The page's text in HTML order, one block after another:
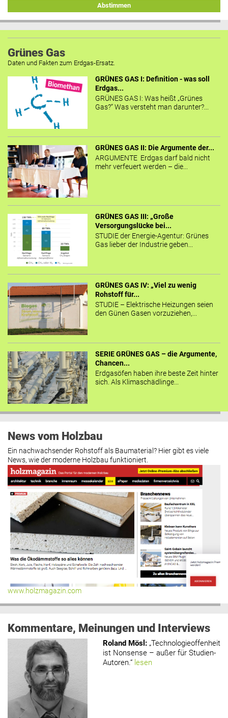
Abstimmen
Grünes Gas
Daten und Fakten zum Erdgas-Ersatz.
GRÜNES GAS I: Definition - was soll
Erdgas...
GRÜNES GAS I: Was heißt „Grünes
Gas?“ Was versteht man darunter?...
GRÜNES GAS II: Die Argumente der...
ARGUMENTE Erdgas darf bald nicht
mehr verfeuert werden – die...
GRÜNES GAS III: „Große
Versorgungslücke bei...
STUDIE der Energie-Agentur: Grünes
Gas lieber der Industrie geben...
GRÜNES GAS IV: „Viel zu wenig
Rohstoff für...
STUDIE – Elektrische Heizungen seien
den Günen Gasen vorzuziehen,...
SERIE GRÜNES GAS – die Argumente,
Chancen...
Erdgasöfen haben ihre beste Zeit hinter
sich. Als Klimaschädlinge...
News vom Holzbau
Ein nachwachsender Rohstoff als Baumaterial? Hier gibt es viele
News, wie der moderne Holzbau funktioniert.
www.holzmagazin.com
Kommentare, Meinungen und Interviews
Roland Mösl : „Technologieoffenheit
ist Nonsense – außer für Studien-
Autoren.“ lesen